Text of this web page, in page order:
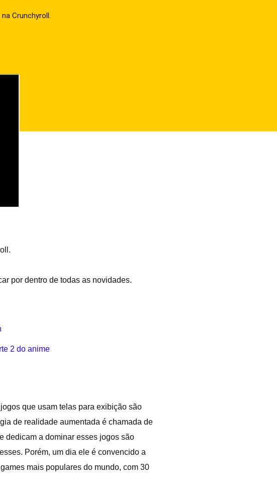
Crunchyroll.
por dentro de todas as novidades.
2 do anime
que usam telas para exibição são
de realidade aumentada é chamada de
dedicam a dominar esses jogos são
Porém, um dia ele é convencido a
mais populares do mundo, com 30